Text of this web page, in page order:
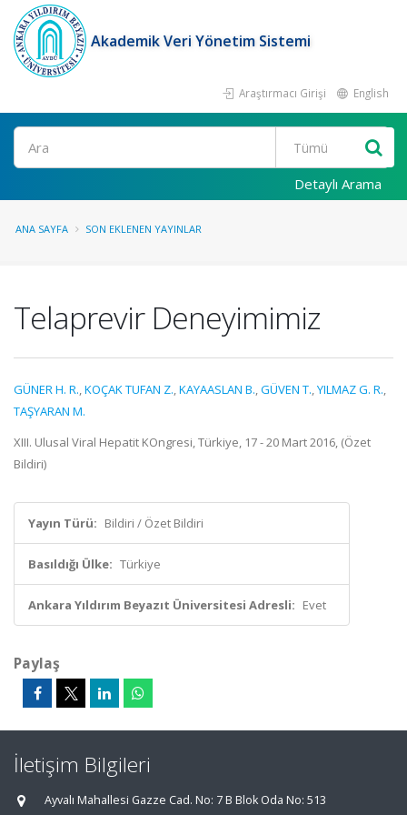
Akademik Veri Yönetim Sistemi
Araştırmacı Girişi English
Ara
Detaylı Arama
ANA SAYFA SON EKLENEN YAYINLAR
Telaprevir Deneyimimiz
GÜNER H. R.,KOÇAK TUFAN Z.,KAYAASLAN B.,GÜVEN T.,YILMAZ G. R.,
TAŞYARAN M.
XIII. Ulusal Viral Hepatit KOngresi, Türkiye, 17 - 20 Mart 2016, (Özet
Bildiri)
Yayın Türü: Bildiri / Özet Bildiri
Basıldığı Ülke: Türkiye
Ankara Yıldırım Beyazıt Üniversitesi Adresli: Evet
Paylaş
İletişim Bilgileri
Ayvalı Mahallesi Gazze Cad. No: 7 B Blok Oda No: 513